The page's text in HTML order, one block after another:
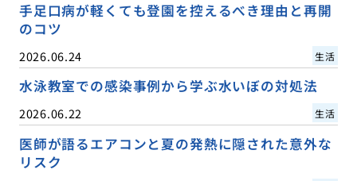
手足口病が軽くても登園を控えるべき理由と再開
のコツ
2026.06.24 生活
水泳教室での感染事例から学ぶ水いぼの対処法
2026.06.22 生活
医師が語るエアコンと夏の発熱に隠された意外な
リスク